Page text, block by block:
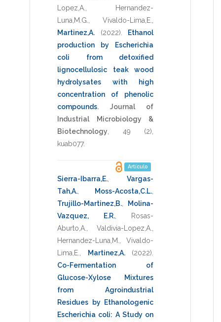
Lopez,A.
Hernandez-
Luna,M.G.
Vivaldo-Lima,E.
Martinez,A.
(2022)
Ethanol
production by Escherichia
coli from detoxified
lignocellulosic teak wood
hydrolysates with high
concentration of phenolic
compounds.
Journal of
Industrial Microbiology &
Biotechnology
49 (2),
kuab077.
Artículo
Sierra-Ibarra,E.
Vargas-
Tah,A.
Moss-Acosta,C.L.
Trujillo-Martinez,B.
Molina-
Vazquez, E.R., Rosas-
Aburto,A.
Valdivia-Lopez,A.
Hernandez-Luna,M.
Vivaldo-
Lima,E.
Martinez,A. (2022)
Co-Fermentation of
Glucose-Xylose Mixtures
from Agroindustrial
Residues by Ethanologenic
Escherichia coli: A Study on